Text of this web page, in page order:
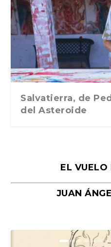
Moral, de Lyra
Traducción de
Revolución, de
Libros del
«La música ha
mi vida». Esthe...
«El barman del
Collin. Traducci...
Mañanas de
Bocaccio
Salvatierra, de
del Asteroide
EL VUELO
JUAN